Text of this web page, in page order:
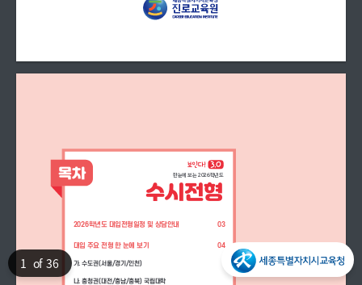
수시전형
한눈에 보는 2026학년도
목차
2026학년도 대입전형일정 및 상담안내 03
대입 주요 전형 한 눈에 보기 04
가. 수도권(서울/경기/인천)
나. 충청권(대전/충남/충북) 국립대학
1 of 36